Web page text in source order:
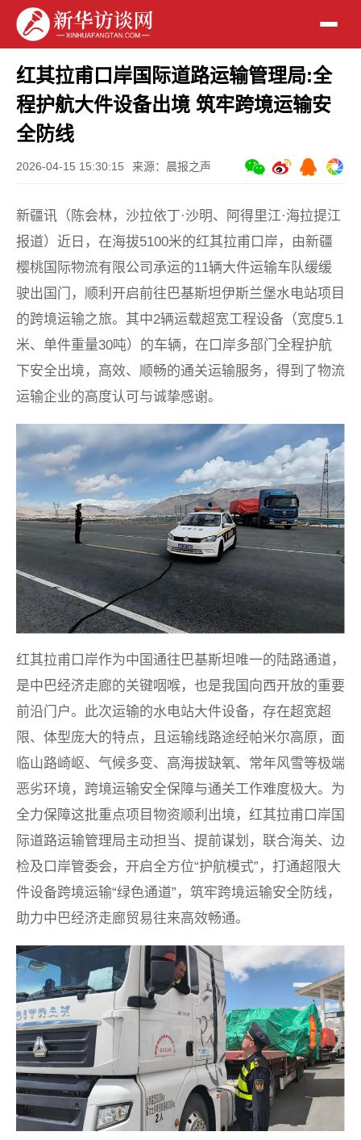
红其拉甫口岸国际道路运输管理局:全
程护航大件设备出境 筑牢跨境运输安
全防线
2026-04-15 15:30:15 来源：晨报之声
新疆讯（陈会林，沙拉依丁·沙明、阿得里江·海拉提江
报道）近日，在海拔5100米的红其拉甫口岸，由新疆
樱桃国际物流有限公司承运的11辆大件运输车队缓缓
驶出国门，顺利开启前往巴基斯坦伊斯兰堡水电站项目
的跨境运输之旅。其中2辆运载超宽工程设备（宽度5.1
米、单件重量30吨）的车辆，在口岸多部门全程护航
下安全出境，高效、顺畅的通关运输服务，得到了物流
运输企业的高度认可与诚挚感谢。
红其拉甫口岸作为中国通往巴基斯坦唯一的陆路通道，
是中巴经济走廊的关键咽喉，也是我国向西开放的重要
前沿门户。此次运输的水电站大件设备，存在超宽超
限、体型庞大的特点，且运输线路途经帕米尔高原，面
临山路崎岖、气候多变、高海拔缺氧、常年风雪等极端
恶劣环境，跨境运输安全保障与通关工作难度极大。为
全力保障这批重点项目物资顺利出境，红其拉甫口岸国
际道路运输管理局主动担当、提前谋划，联合海关、边
检及口岸管委会，开启全方位“护航模式”，打通超限大
件设备跨境运输“绿色通道”，筑牢跨境运输安全防线，
助力中巴经济走廊贸易往来高效畅通。